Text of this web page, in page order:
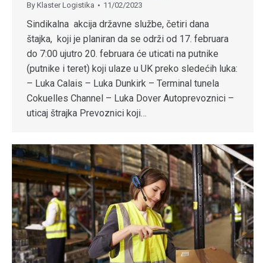
By Klaster Logistika 11/02/2023
Sindikalna akcija državne službe, četiri dana
štajka, koji je planiran da se održi od 17. februara
do 7:00 ujutro 20. februara će uticati na putnike
(putnike i teret) koji ulaze u UK preko sledećih luka:
– Luka Calais – Luka Dunkirk – Terminal tunela
Cokuelles Channel – Luka Dover Autoprevoznici –
uticaj štrajka Prevoznici koji…